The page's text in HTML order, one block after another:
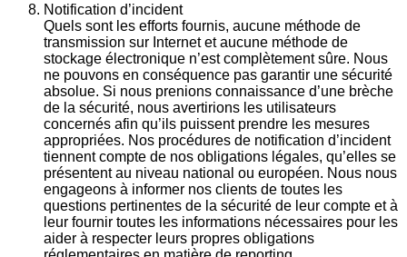
Notification d’incident
Quels sont les efforts fournis, aucune méthode de
transmission sur Internet et aucune méthode de
stockage électronique n’est complètement sûre. Nous
ne pouvons en conséquence pas garantir une sécurité
absolue. Si nous prenions connaissance d’une brèche
de la sécurité, nous avertirions les utilisateurs
concernés afin qu’ils puissent prendre les mesures
appropriées. Nos procédures de notification d’incident
tiennent compte de nos obligations légales, qu’elles se
présentent au niveau national ou européen. Nous nous
engageons à informer nos clients de toutes les
questions pertinentes de la sécurité de leur compte et à
leur fournir toutes les informations nécessaires pour les
aider à respecter leurs propres obligations